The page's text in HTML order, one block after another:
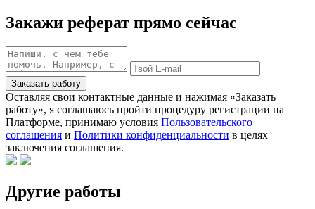
Закажи реферат прямо сейчас
Заказать работу
Оставляя свои контактные данные и нажимая «Заказать
работу», я соглашаюсь пройти процедуру регистрации на
Платформе, принимаю условия Пользовательского
соглашения и Политики конфиденциальности в целях
заключения соглашения.
Другие работы